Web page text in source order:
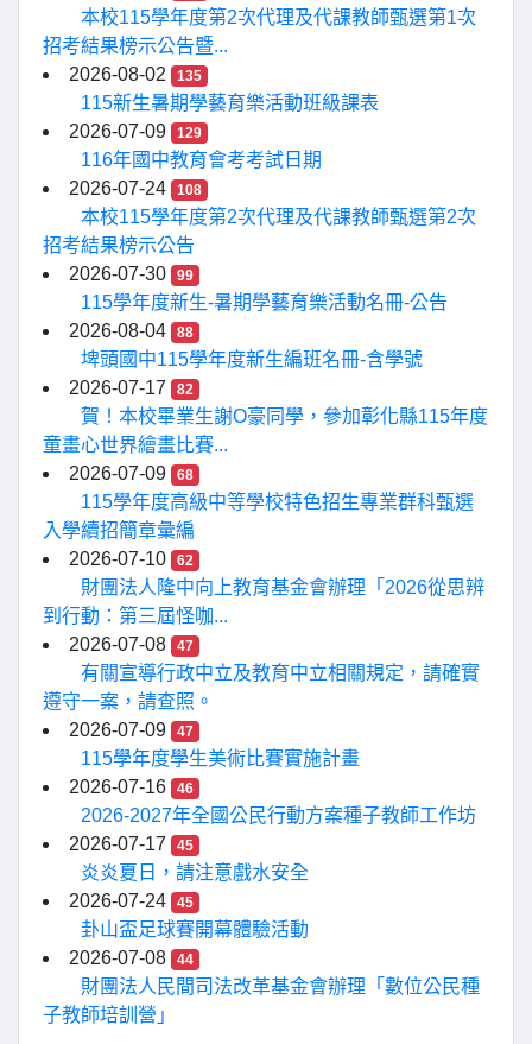
本校115學年度第2次代理及代課教師甄選第1次
招考結果榜示公告暨...
2026-08-02
135
115新生暑期學藝育樂活動班級課表
2026-07-09
129
116年國中教育會考考試日期
2026-07-24
108
本校115學年度第2次代理及代課教師甄選第2次
招考結果榜示公告
2026-07-30
99
115學年度新生-暑期學藝育樂活動名冊-公告
2026-08-04
88
埤頭國中115學年度新生編班名冊-含學號
2026-07-17
82
賀！本校畢業生謝O豪同學，參加彰化縣115年度
童畫心世界繪畫比賽...
2026-07-09
68
115學年度高級中等學校特色招生專業群科甄選
入學續招簡章彙編
2026-07-10
62
財團法人隆中向上教育基金會辦理「2026從思辨
到行動：第三屆怪咖...
2026-07-08
47
有關宣導行政中立及教育中立相關規定，請確實
遵守一案，請查照。
2026-07-09
47
115學年度學生美術比賽實施計畫
2026-07-16
46
2026-2027年全國公民行動方案種子教師工作坊
2026-07-17
45
炎炎夏日，請注意戲水安全
2026-07-24
45
卦山盃足球賽開幕體驗活動
2026-07-08
44
財團法人民間司法改革基金會辦理「數位公民種
子教師培訓營」